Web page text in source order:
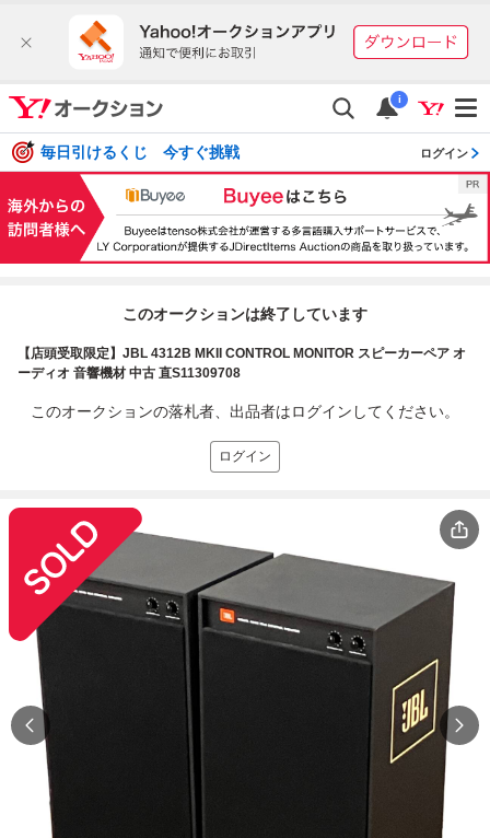
i
毎日引けるくじ 今すぐ挑戦 ログイン
このオークションは終了しています
【店頭受取限定】JBL 4312B MKII CONTROL MONITOR スピーカーペア オ
ーディオ 音響機材 中古 直S11309708
このオークションの落札者、出品者はログインしてください。
ログイン